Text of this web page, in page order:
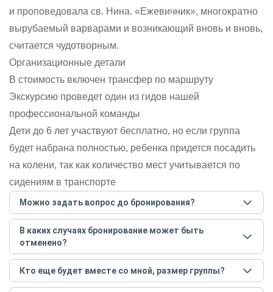
и проповедовала св. Нина. «Ежевичник», многократно
вырубаемый варварами и возникающий вновь и вновь,
считается чудотворным.
Организационные детали
В стоимость включен трансфер по маршруту
Экскурсию проведет один из гидов нашей
профессиональной команды
Дети до 6 лет участвуют бесплатно, но если группа
будет набрана полностью, ребенка придется посадить
на колени, так как количество мест учитывается по
сидениям в транспорте
Можно задать вопрос до бронирования?
Достаточно перейти по ссылке «Задать вопрос» и
написать гиду. Платить при этом не нужно. Сначала
согласуйте с гидом интересующие вас вопросы и после
этого бронируйте экскурсию.Задать вопрос.
В каких случаях бронирование может быть
отменено?
Только в случае неблагоприятных погодных условий,
например, если экскурсия на кораблике, а по прогнозу
погоды аномально-сильный ветер. При этом гид
Кто еще будет вместе со мной, размер группы?
Если экскурсия индивидуальная, гид проведет встречу